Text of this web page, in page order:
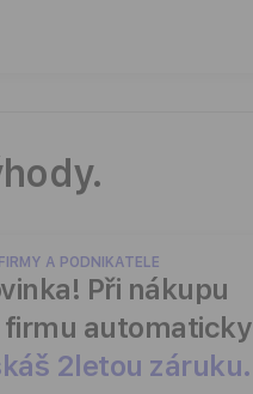
A PODNIKATELE
Při nákupu
firmu automaticky
2letou záruku.